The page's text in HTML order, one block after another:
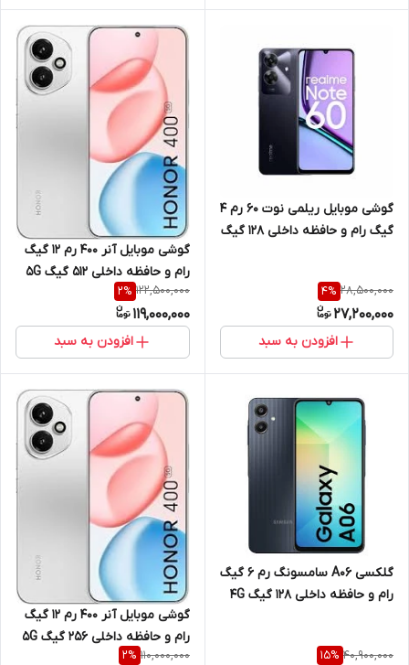
گوشی موبایل ریلمی نوت 60 رم 4
گیگ رام و حافظه داخلی 128 گیگ
28,500,000
4%
27,200,000
افزودن به سبد
گوشی موبایل آنر 400 رم 12 گیگ
رام و حافظه داخلی 512 گیگ 5G
122,500,000
2%
119,000,000
افزودن به سبد
گلکسی A06 سامسونگ رم 6 گیگ
رام و حافظه داخلی 128 گیگ 4G
40,900,000
15%
گوشی موبایل آنر 400 رم 12 گیگ
رام و حافظه داخلی 256 گیگ 5G
110,000,000
2%